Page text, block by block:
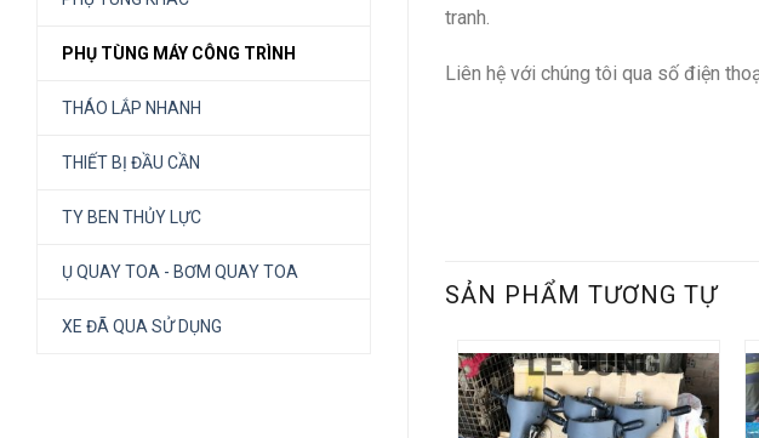
PHỤ TÙNG MÁY CÔNG TRÌNH
THÁO LẮP NHANH
THIẾT BỊ ĐẦU CẦN
TY BEN THỦY LỰC
Ụ QUAY TOA - BƠM QUAY TOA
XE ĐÃ QUA SỬ DỤNG
tranh.
Liên hệ với chúng tôi qua số điện
SẢN PHẨM TƯƠNG TỰ